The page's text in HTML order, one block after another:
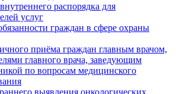
распорядка для
услуг
граждан в сфере охраны
приёма граждан главным врачом,
главного врача, заведующим
по вопросам медицинского
выявления онкологических